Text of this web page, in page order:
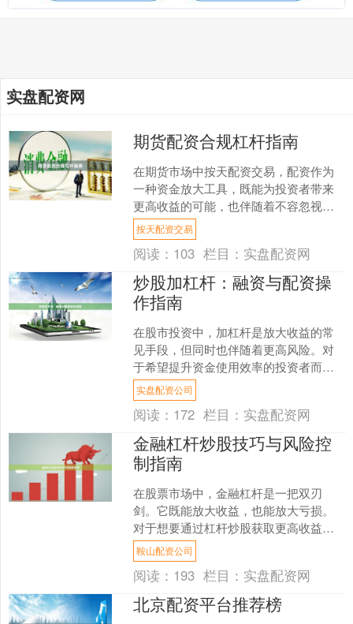
实盘配资网
期货配资合规杠杆指南
在期货市场中按天配资交易，配资作为
一种资金放大工具，既能为投资者带来
更高收益的可能，也伴随着不容忽视的
风险。随着监管政策的不断完善，了解
并遵守合规杠杆规则，已成....
按天配资交易
阅读： 103 栏目： 实盘配资网
炒股加杠杆：融资与配资操
作指南
在股市投资中，加杠杆是放大收益的常
见手段，但同时也伴随着更高风险。对
于希望提升资金使用效率的投资者而
言，理解融资与配资这两种主流加杠杆
方式的操作要点至关重要。本....
实盘配资公司
阅读： 172 栏目： 实盘配资网
金融杠杆炒股技巧与风险控
制指南
在股票市场中，金融杠杆是一把双刃
剑。它既能放大收益，也能放大亏损。
对于想要通过杠杆炒股获取更高收益的
投资者来说，掌握正确的技巧和严格的
风险控制至关重要。本文将为....
鞍山配资公司
阅读： 193 栏目： 实盘配资网
北京配资平台推荐榜